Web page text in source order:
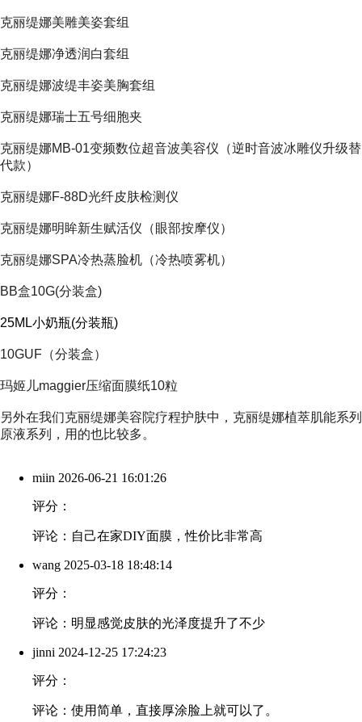
克丽缇娜美雕美姿套组
克丽缇娜净透润白套组
克丽缇娜波缇丰姿美胸套组
克丽缇娜瑞士五号细胞夹
克丽缇娜MB-01变频数位超音波美容仪（逆时音波冰雕仪升级替
代款）
克丽缇娜F-88D光纤皮肤检测仪
克丽缇娜明眸新生赋活仪（眼部按摩仪）
克丽缇娜SPA冷热蒸脸机（冷热喷雾机）
BB盒10G(分装盒)
25ML小奶瓶(分装瓶)
10GUF（分装盒）
玛姬儿maggier压缩面膜纸10粒
另外在我们克丽缇娜美容院疗程护肤中， 克丽缇娜植萃肌能系列
原液系列
，用的也比较多。
miin 2026-06-21 16:01:26
评分：
评论：自己在家DIY面膜，性价比非常高
wang 2025-03-18 18:48:14
评分：
评论：明显感觉皮肤的光泽度提升了不少
jinni 2024-12-25 17:24:23
评分：
评论：使用简单，直接厚涂脸上就可以了。